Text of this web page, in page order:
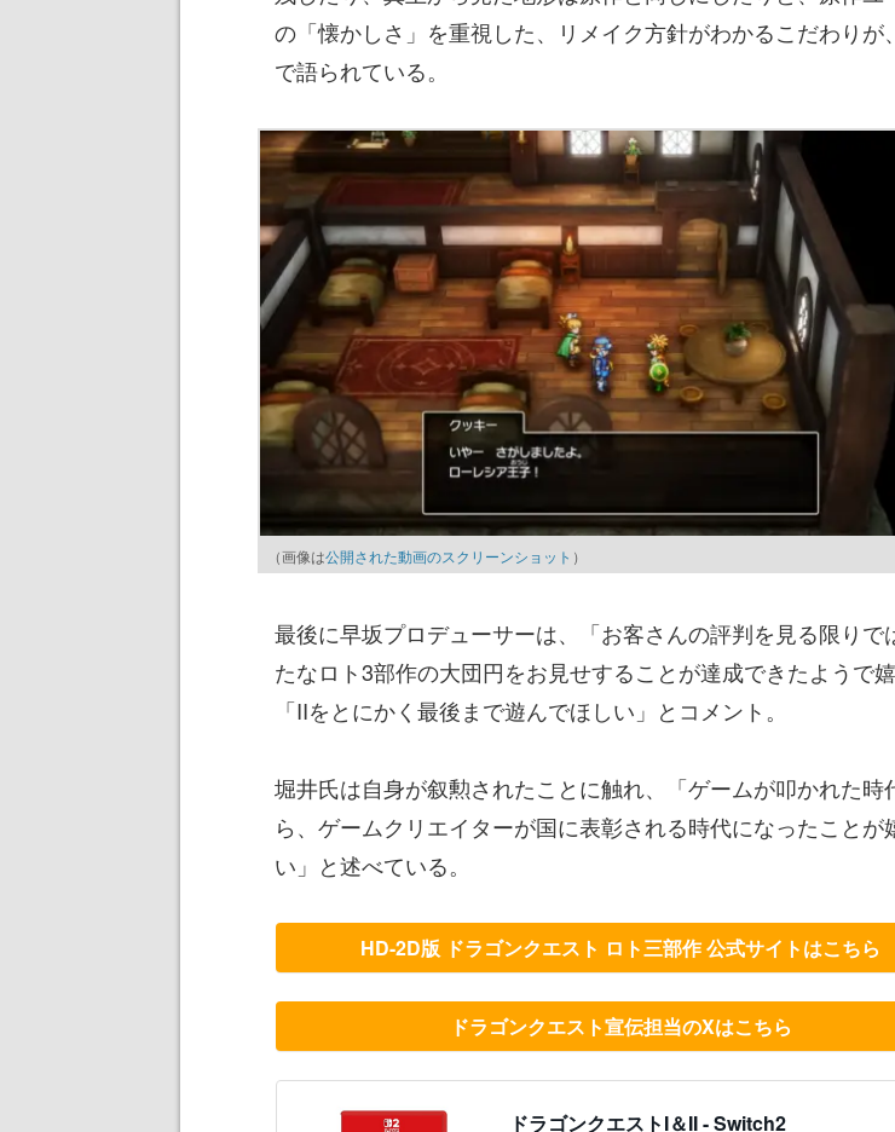
の「懐かしさ」を重視した、リメイク方針がわかるこだわりが
で語られている。
（画像は公開された動画のスクリーンショット ）
最後に早坂プロデューサーは、「お客さんの評判を見る限りで
たなロト3部作の大団円をお見せすることが達成できたようで嬉
「IIをとにかく最後まで遊んでほしい」とコメント。
堀井氏は自身が叙勲されたことに触れ、「ゲームが叩かれた時
ら、ゲームクリエイターが国に表彰される時代になったことが
い」と述べている。
HD-2D版 ドラゴンクエスト ロト三部作 公式サイトはこちら
ドラゴンクエスト宣伝担当のXはこちら
ドラゴンクエストI＆II - Switch2